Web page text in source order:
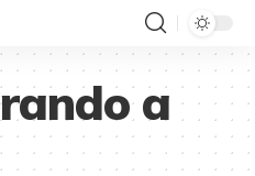
a